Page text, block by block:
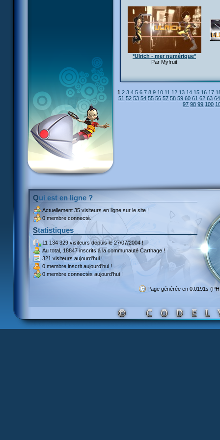
*Ulrich - mer numérique*
Par Myfruit
1 2 3 4 5 6 7 8 9 10 11 12 13 14 15 16 17
51 52 53 54 55 56 57 58 59 60 61 62 63 64
97 98 99 100
Qui est en ligne ?
Actuellement 35 visiteurs en ligne sur le site !
0 membre connecté.
Statistiques
11 134 329 visiteursdepuis le 27/07/2004 !
Au total, 18847 inscritsà la communauté Carthage !
321 visiteurs aujourd'hui !
0 membre inscrit aujourd'hui !
0 membre connectés aujourd'hui !
Page générée en 0.0191s